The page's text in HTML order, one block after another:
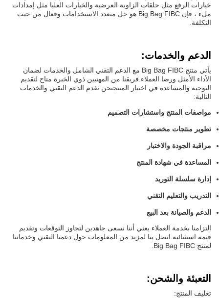
خيارات الرفع مثل حلقات الزاوية العرضية والخيارات العليا مثل إمدادات
ملء ، فإن Big Bag FIBC هو حل متعدد الاستخدامات وفعال من حيث
التكلفة.
الدعم والخدمات:
يأتي منتج Big Bag FIBC مع الدعم التقني الشامل والخدمات لضمان
الأداء الأمثل ورضا العملاء.فريقنا من المهنيين ذوي الخبرة متاح لتقديم
التوجيه والمساعدة في اختيار المنتجنحن نقدم الدعم التقني والخدمات
التالية:
مواصفات المنتج واستشارات التصميم
تطوير منتجات مخصصة
مراقبة الجودة والاختبار
المساعدة في شهادة المنتج
إدارة سلسلة التوريد
التدريب والتعليم التقني
الدعم والصيانة بعد البيع
التزامنا بخدمة العملاء يعني أننا نسعى جاهدين لتجاوز التوقعات وتقديم
قيمة استثنائية.اتصل بنا لمزيد من المعلومات حول دعمنا التقني وخدماتنا
لمنتج Big Bag FIBC.
التعبئة والشحن:
تغليف المنتج: